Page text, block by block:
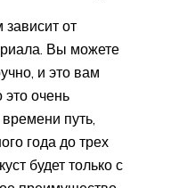
от
Вы можете
и это вам
очень
путь,
года до трех
будет только с